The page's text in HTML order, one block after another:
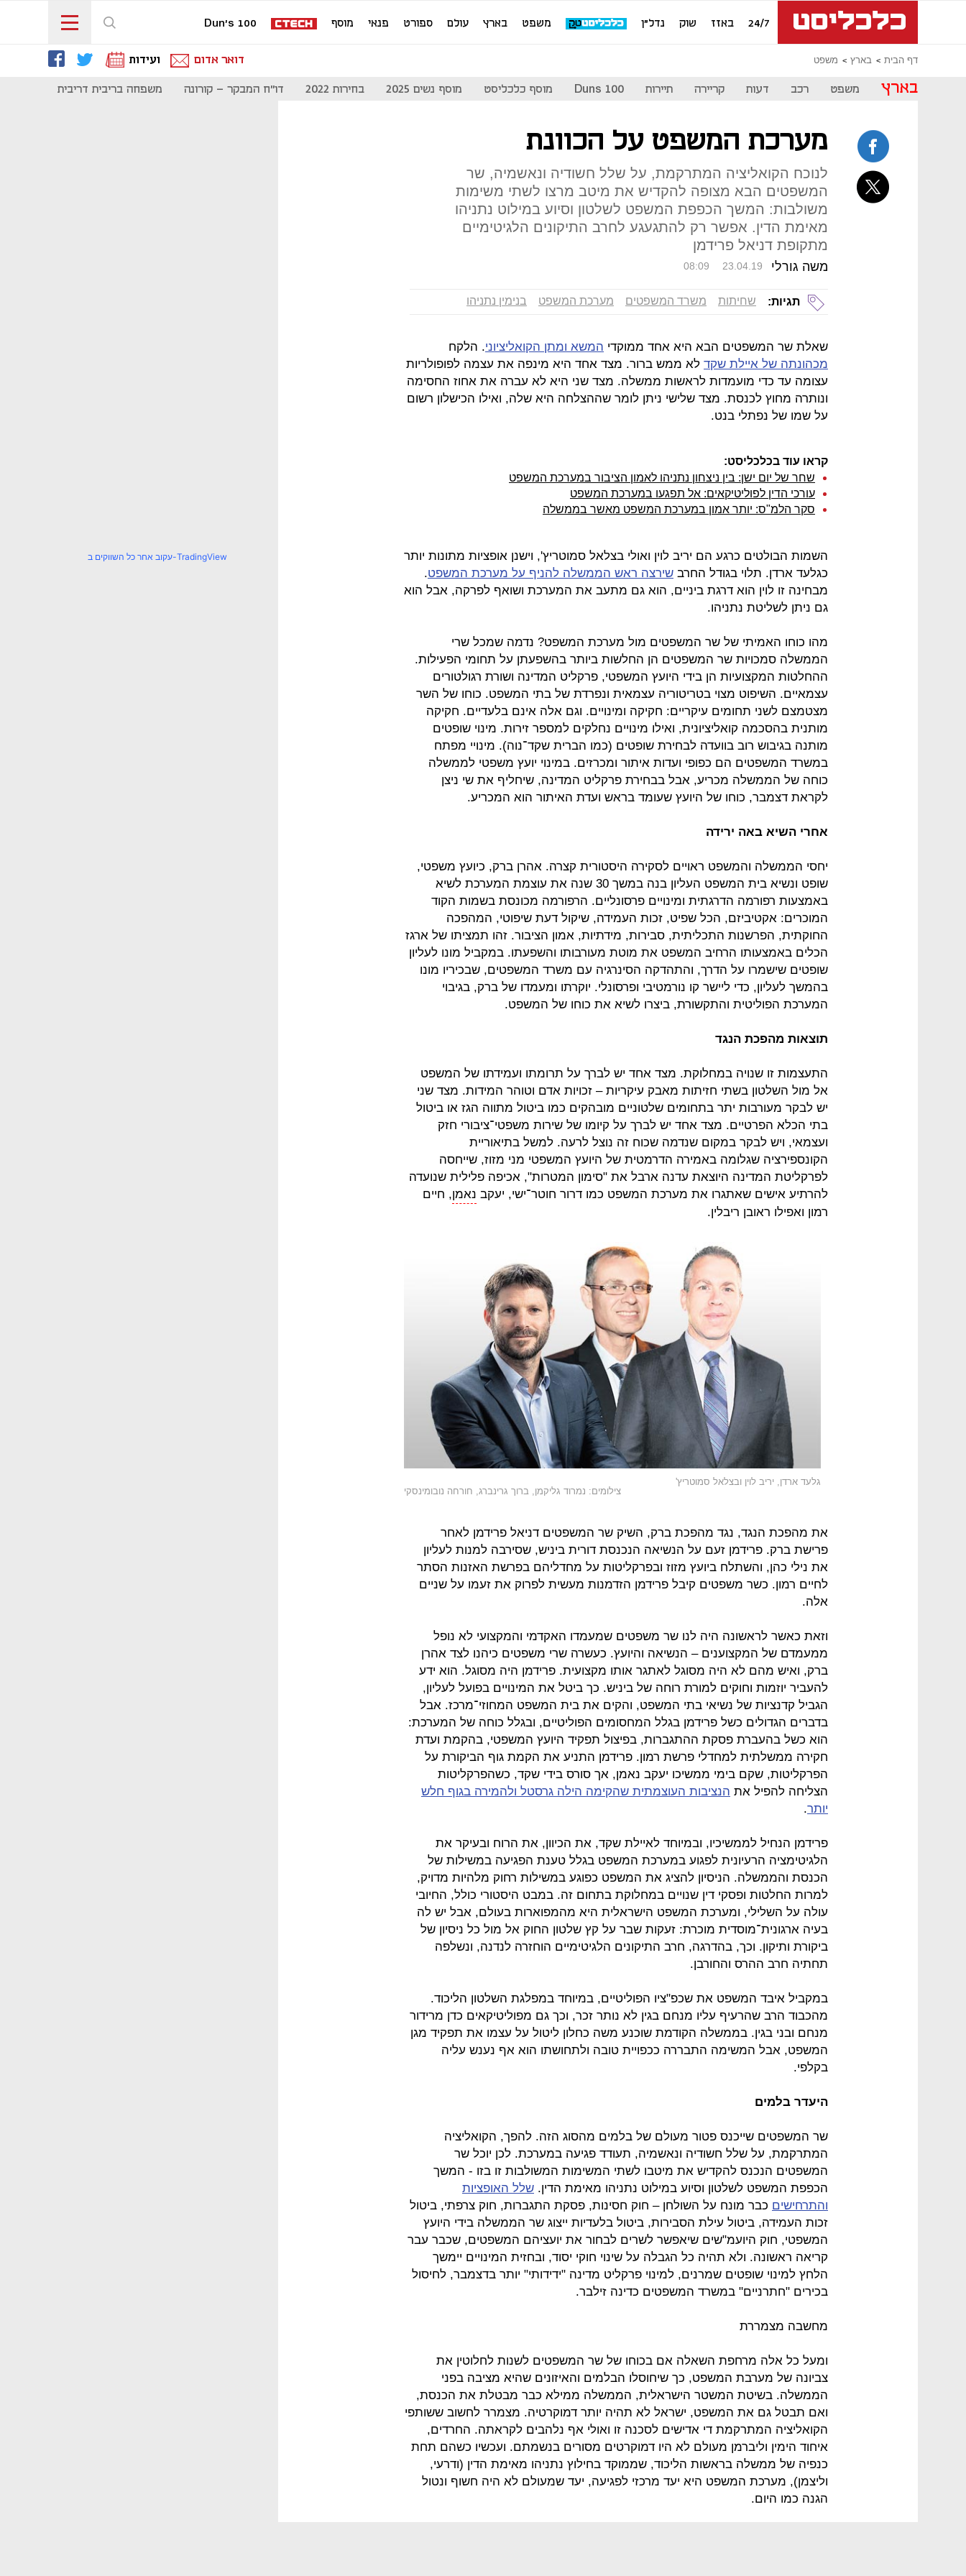
24/7 באזז שוק נדל"ן משפט בארץ עולם ספורט פנאי מוסף Dun's 100
דף הבית בארץ משפט דואר אדום ועידות
בארץ משפט רכב דעות קריירה תיירות Duns 100 מוסף כלכליסט מוסף נשים 2025 בחירות 2022 דו"ח המבקר - קורונה משפחה בריבית דריבית
מערכת המשפט על הכוונת
לנוכח הקואליציה המתרקמת, על שלל חשודיה ונאשמיה, שר
המשפטים הבא מצופה להקדיש את מיטב מרצו לשתי משימות
משולבות: המשך הכפפת המשפט לשלטון וסיוע במילוט נתניהו
מאימת הדין. אפשר רק להתגעגע לחרב התיקונים הלגיטימיים
מתקופת דניאל פרידמן
משה גורלי 08:09 23.04.19
תגיות: שחיתות משרד המשפטים מערכת המשפט בנימין נתניהו
שאלת שר המשפטים הבא היא אחד ממוקדי המשא ומתן הקואליציוני. הלקח
מכהונתה של איילת שקד לא ממש ברור. מצד אחד היא מינפה את עצמה לפופולריות
עצומה עד כדי מועמדות לראשות ממשלה. מצד שני היא לא עברה את אחוז החסימה
ונותרה מחוץ לכנסת. מצד שלישי ניתן לומר שההצלחה היא שלה, ואילו הכישלון רשום
על שמו של נפתלי בנט.
קראו עוד בכלכליסט:
שחר של יום ישן: בין ניצחון נתניהו לאמון הציבור במערכת המשפט
עורכי הדין לפוליטיקאים: אל תפגעו במערכת המשפט
סקר הלמ"ס: יותר אמון במערכת המשפט מאשר בממשלה
השמות הבולטים כרגע הם יריב לוין ואולי בצלאל סמוטריץ', וישנן אופציות מתונות יותר
כגלעד ארדן. תלוי בגודל החרב שירצה ראש הממשלה להניף על מערכת המשפט.
מבחינה זו לוין הוא דרגת ביניים, הוא גם מתעב את המערכת ושואף לפרקה, אבל הוא
גם ניתן לשליטת נתניהו.
מהו כוחו האמיתי של שר המשפטים מול מערכת המשפט? נדמה שמכל שרי
הממשלה סמכויות שר המשפטים הן החלשות ביותר בהשפעתן על תחומי הפעילות.
ההחלטות המקצועיות הן בידי היועץ המשפטי, פרקליט המדינה ושורת רגולטורים
עצמאיים. השיפוט מצוי בטריטוריה עצמאית ונפרדת של בתי המשפט. כוחו של השר
מצטמצם לשני תחומים עיקריים: חקיקה ומינויים. וגם אלה אינם בלעדיים. חקיקה
מותנית בהסכמה קואליציונית, ואילו מינויים נחלקים למספר זירות. מינוי שופטים
מותנה בגיבוש רוב בוועדה לבחירת שופטים (כמו הברית שקד־נוה). מינויי מפתח
במשרד המשפטים הם כפופי ועדות איתור ומכרזים. במינוי יועץ משפטי לממשלה
כוחה של הממשלה מכריע, אבל בבחירת פרקליט המדינה, שיחליף את שי ניצן
לקראת דצמבר, כוחו של היועץ שעומד בראש ועדת האיתור הוא המכריע.
אחרי השיא באה ירידה
יחסי הממשלה והמשפט ראויים לסקירה היסטורית קצרה. אהרן ברק, כיועץ משפטי,
שופט ונשיא בית המשפט העליון בנה במשך 30 שנה את עוצמת המערכת לשיא
באמצעות רפורמה הדרגתית ומינויים פרסונליים. הרפורמה מכונסת בשמות הקוד
המוכרים: אקטיביזם, הכל שפיט, זכות העמידה, שיקול דעת שיפוטי, המהפכה
החוקתית, הפרשנות התכליתית, סבירות, מידתיות, אמון הציבור. זהו תמציתו של ארגז
הכלים באמצעותו הרחיב המשפט את מוטת מעורבותו והשפעתו. במקביל מונו לעליון
שופטים שישמרו על הדרך, והתהדקה הסינרגיה עם משרד המשפטים, שבכיריו מונו
בהמשך לעליון, כדי ליישר קו נורמטיבי ופרסונלי. יוקרתו ומעמדו של ברק, בגיבוי
המערכת הפוליטית והתקשורת, ביצרו לשיא את כוחו של המשפט.
תוצאות מהפכת הנגד
התעצמות זו שנויה במחלוקת. מצד אחד יש לברך על תרומתו ועמידתו של המשפט
אל מול השלטון בשתי חזיתות מאבק עיקריות – זכויות אדם וטוהר המידות. מצד שני
יש לבקר מעורבות יתר בתחומים שלטוניים מובהקים כמו ביטול מתווה הגז או ביטול
בתי הכלא הפרטיים. מצד אחד יש לברך על קיומו של שירות משפטי־ציבורי חזק
ועצמאי, ויש לבקר במקום שנדמה שכוח זה נוצל לרעה. למשל בתיאוריית
הקונספירציה שגלומה באמירה הדרמטית של היועץ המשפטי מני מזוז, שייחסה
לפרקליטת המדינה היוצאת עדנה ארבל את "סימון המטרות", אכיפה פלילית שנועדה
להרתיע אישים שאתגרו את מערכת המשפט כמו דרור חוטר־ישי, יעקב נאמן, חיים
רמון ואפילו ראובן ריבלין.
גלעד ארדן, יריב לוין ובצלאל סמוטריץ'
צילומים: נמרוד גליקמן, ברוך גרינברג, חורחה נובומינסקי
את מהפכת הנגד, נגד מהפכת ברק, השיק שר המשפטים דניאל פרידמן לאחר
פרישת ברק. פרידמן זעם על הנשיאה הנכנסת דורית ביניש, שסירבה למנות לעליון
את נילי כהן, והשתלח ביועץ מזוז ובפרקליטות על מחדליהם בפרשת האזנות הסתר
לחיים רמון. כשר משפטים קיבל פרידמן הזדמנות מעשית לפרוק את זעמו על שניים
אלה.
וזאת כאשר לראשונה היה לנו שר משפטים שמעמדו האקדמי והמקצועי לא נופל
ממעמדם של המקצוענים – הנשיאה והיועץ. כעשרה שרי משפטים כיהנו לצד אהרן
ברק, ואיש מהם לא היה מסוגל לאתגר אותו מקצועית. פרידמן היה מסוגל. הוא ידע
להעביר יוזמות וחוקים למורת רוחה של ביניש. כך ביטל את המינויים בפועל לעליון,
הגביל קדנציות של נשיאי בתי המשפט, והקים את בית המשפט המחוזי־מרכז. אבל
בדברים הגדולים כשל פרידמן בגלל המחסומים הפוליטיים, ובגלל כוחה של המערכת:
הוא כשל בהעברת פסקת ההתגברות, בפיצול תפקיד היועץ המשפטי, בהקמת ועדת
חקירה ממשלתית למחדלי פרשת רמון. פרידמן התניע את הקמת גוף הביקורת על
הפרקליטות, שקם בימי ממשיכו יעקב נאמן, אך סורס בידי שקד, כשהפרקליטות
הצליחה להפיל את הנציבות העוצמתית שהקימה הילה גרסטל ולהמירה בגוף חלש
יותר.
פרידמן הנחיל לממשיכיו, ובמיוחד לאיילת שקד, את הכיוון, את הרוח ובעיקר את
הלגיטימציה הרעיונית לפגוע במערכת המשפט בגלל טענת הפגיעה במשילות של
הכנסת והממשלה. הניסיון להציג את המשפט כפוגע במשילות רחוק מלהיות מדויק,
למרות החלטות ופסקי דין שנויים במחלוקת בתחום זה. במבט היסטורי כולל, החיובי
עולה על השלילי, ומערכת המשפט הישראלית היא מהמפוארות בעולם, אבל יש לה
בעיה ארגונית־מוסדית מוכרת: זעקות שבר על קץ שלטון החוק אל מול כל ניסיון של
ביקורת ותיקון. וכך, בהדרגה, חרב התיקונים הלגיטימיים הוחזרה לנדנה, ונשלפה
תחתיה חרב ההרס והחורבן.
במקביל איבד המשפט את שכפ"ציו הפוליטיים, במיוחד במפלגת השלטון הליכוד.
מהכבוד הרב שהרעיף עליו מנחם בגין לא נותר זכר, וכך גם מפוליטיקאים כדן מרידור
מנחם ובני בגין. בממשלה הקודמת שוכנע משה כחלון ליטול על עצמו את תפקיד מגן
המשפט, אבל המשימה התבררה ככפויית טובה ולתחושתו הוא אף נענש עליה
בקלפי.
היעדר בלמים
שר המשפטים שייכנס פטור מעולם של בלמים מהסוג הזה. להפך, הקואליציה
המתרקמת, על שלל חשודיה ונאשמיה, תעודד פגיעה במערכת. לכן יוכל שר
המשפטים הנכנס להקדיש את מיטבו לשתי המשימות המשולבות זו בזו - המשך
הכפפת המשפט לשלטון וסיוע במילוט נתניהו מאימת הדין. שלל האופציות
והתרחישים כבר מונח על השולחן – חוק חסינות, פסקת התגברות, חוק צרפתי, ביטול
זכות העמידה, ביטול עילת הסבירות, ביטול בלעדיות ייצוג שר הממשלה בידי היועץ
המשפטי, חוק היועמ"שים שיאפשר לשרים לבחור את יועציהם המשפטים, שכבר עבר
קריאה ראשונה. ולא תהיה כל הגבלה על שינוי חוקי יסוד, ובחזית המינויים יימשך
הלחץ למינוי שופטים שמרנים, למינוי פרקליט מדינה "ידידותי" יותר בדצמבר, לחיסול
בכירים "חתרניים" במשרד המשפטים כדינה זילבר.
מחשבה מצמררת
ומעל כל אלה מרחפת השאלה אם בכוחו של שר המשפטים לשנות לחלוטין את
צביונה של מערבת המשפט, כך שיחוסלו הבלמים והאיזונים שהיא מציבה בפני
הממשלה. בשיטת המשטר הישראלית, הממשלה ממילא כבר מבטלת את הכנסת,
ואם תבטל גם את המשפט, ישראל לא תהיה יותר דמוקרטיה. מצמרר לחשוב ששותפי
הקואליציה המתרקמת די אדישים לסכנה זו ואולי אף נלהבים לקראתה. החרדים,
איחוד הימין וליברמן מעולם לא היו דמוקרטים מסורים בנשמתם. ועכשיו כשהם תחת
כנפיה של ממשלה בראשות הליכוד, שממוקד בחילוץ נתניהו מאימת הדין (ודרעי,
וליצמן), מערכת המשפט היא יעד מרכזי לפגיעה, יעד שמעולם לא היה חשוף ונטול
הגנה כמו היום.
עקוב אחר כל השווקים ב-TradingView